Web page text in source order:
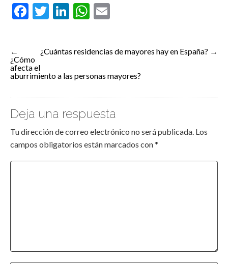
Facebook
Twitter
LinkedIn
WhatsApp
¿Cuántas residencias de mayores hay en España? →
←
¿Cómo
afecta el
aburrimiento a las personas mayores?
Deja una respuesta
Tu dirección de correo electrónico no será publicada. Los
campos obligatorios están marcados con*